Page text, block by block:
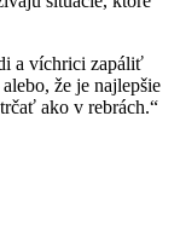
a víchrici zapáliť
že je najlepšie
ako v rebrách.“